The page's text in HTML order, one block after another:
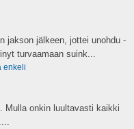
jakson jälkeen, jottei unohdu -
turvaamaan suink...
enkeli
Mulla onkin luultavasti kaikki